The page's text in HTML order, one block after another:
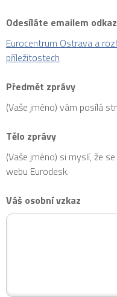
Odesíláte emailem
Eurocentrum Ostrava a
příležitostech
Předmět zprávy
(Vaše jméno) vám posílá
Tělo zprávy
(Vaše jméno) si myslí, že
webu Eurodesk.
Váš osobní vzkaz